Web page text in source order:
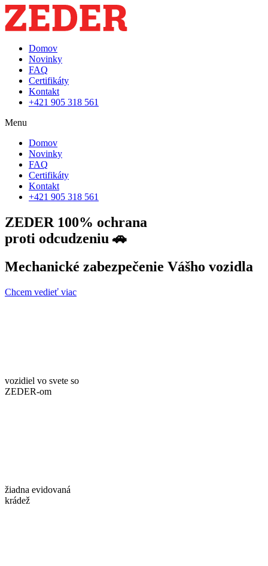
Domov
Novinky
FAQ
Certifikáty
Kontakt
+421 905 318 561
Menu
Domov
Novinky
FAQ
Certifikáty
Kontakt
+421 905 318 561
ZEDER 100% ochrana
proti odcudzeniu 🚗
Mechanické zabezpečenie Vášho vozidla
Chcem vedieť viac
vozidiel vo svete so
ZEDER-om
žiadna evidovaná
krádež